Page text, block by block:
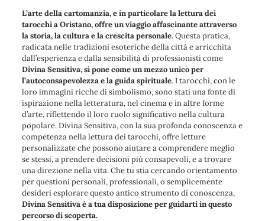
L’arte della cartomanzia, e in particolare la lettura dei
tarocchi a Oristano, offre un viaggio affascinante attraverso
la storia, la cultura e la crescita personale. Questa pratica,
radicata nelle tradizioni esoteriche della città e arricchita
dall’esperienza e dalla sensibilità di professionisti come
Divina Sensitiva, si pone come un mezzo unico per
l’autoconsapevolezza e la guida spirituale. I tarocchi, con le
loro immagini ricche di simbolismo, sono stati una fonte di
ispirazione nella letteratura, nel cinema e in altre forme
d’arte, riflettendo il loro ruolo significativo nella cultura
popolare. Divina Sensitiva, con la sua profonda conoscenza e
competenza nella lettura dei tarocchi, offre letture
personalizzate che possono aiutare a comprendere meglio
se stessi, a prendere decisioni più consapevoli, e a trovare
una direzione nella vita. Che tu stia cercando orientamento
per questioni personali, professionali, o semplicemente
desideri esplorare questo antico strumento di conoscenza,
Divina Sensitiva è a tua disposizione per guidarti in questo
percorso di scoperta.